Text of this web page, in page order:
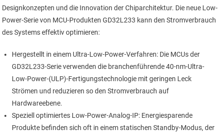
Designkonzepten und die Innovation der Chiparchitektur. Die neue Low-
Power-Serie von MCU-Produkten GD32L233 kann den Stromverbrauch
des Systems effektiv optimieren:
Hergestellt in einem Ultra-Low-Power-Verfahren: Die MCUs der
GD32L233-Serie verwenden die branchenführende 40-nm-Ultra-
Low-Power-(ULP)-Fertigungstechnologie mit geringen Leck
Strömen und reduzieren so den Stromverbrauch auf
Hardwareebene.
Speziell optimiertes Low-Power-Analog-IP: Energiesparende
Produkte befinden sich oft in einem statischen Standby-Modus, der